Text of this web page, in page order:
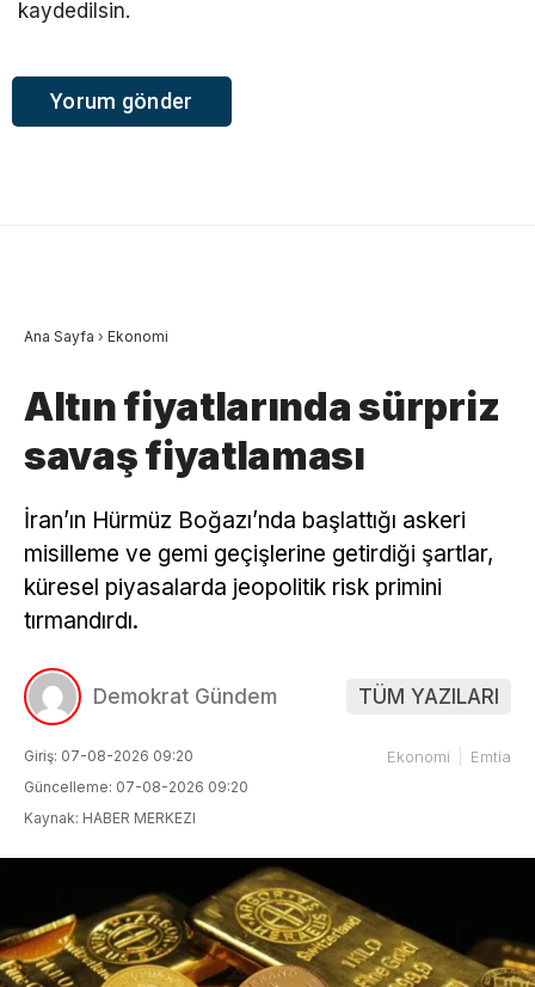
kaydedilsin.
Ana Sayfa › Ekonomi
Altın fiyatlarında sürpriz
savaş fiyatlaması
İran’ın Hürmüz Boğazı’nda başlattığı askeri
misilleme ve gemi geçişlerine getirdiği şartlar,
küresel piyasalarda jeopolitik risk primini
tırmandırdı.
Demokrat Gündem TÜM YAZILARI
Giriş: 07-08-2026 09:20
Güncelleme: 07-08-2026 09:20
Kaynak: HABER MERKEZI
Ekonomi Emtia